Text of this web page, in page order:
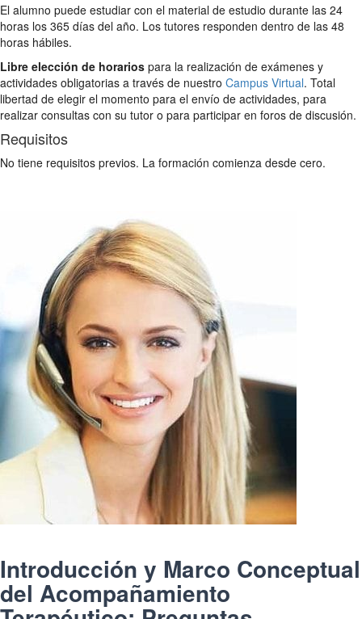
El alumno puede estudiar con el material de estudio durante las 24
horas los 365 días del año. Los tutores responden dentro de las 48
horas hábiles.
Libre elección de horarios para la realización de exámenes y
actividades obligatorias a través de nuestro Campus Virtual. Total
libertad de elegir el momento para el envío de actividades, para
realizar consultas con su tutor o para participar en foros de discusión.
Requisitos
No tiene requisitos previos. La formación comienza desde cero.
Introducción y Marco Conceptual
del Acompañamiento